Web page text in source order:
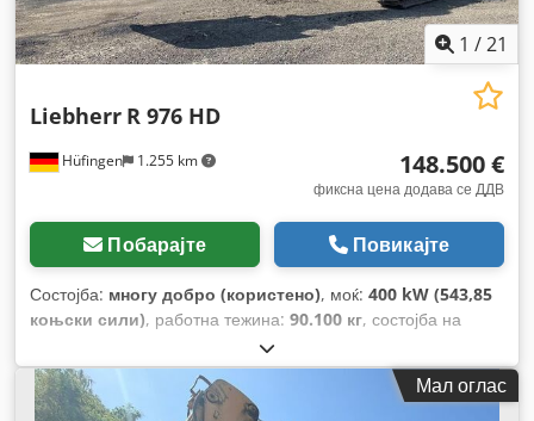
1 /21
Hüfingen 1.255 km
Liebherr R 976 HD
148.500 €
фиксна цена додава се ДДВ
Побарајте Повикајте
Состојба: многу добро (користено), моќ: 400 kW (543,85
коњски сили), работна тежина: 90.100 кг, состојба на
, Година на изградба:
часови:9.708 h,
Мал оглас